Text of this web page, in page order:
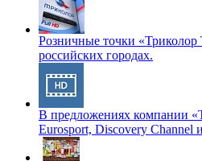
Розничные точки «Триколор
российских городах.
В предложениях компании
Eurosport, Discovery Channel